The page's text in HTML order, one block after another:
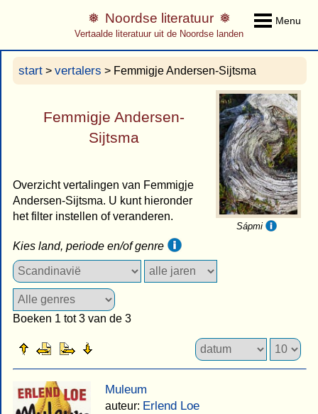
Menu
Noordse literatuur
Vertaalde literatuur uit de Noordse landen
start > vertalers > Femmigje Andersen-Sijtsma
Sápmi
Femmigje Andersen-
Sijtsma
Overzicht vertalingen van Femmigje
Andersen-Sijtsma. U kunt hieronder
het filter instellen of veranderen.
Kies land, periode en/of genre
Boeken 1 tot 3 van de 3
Muleum
auteur: Erlend Loe